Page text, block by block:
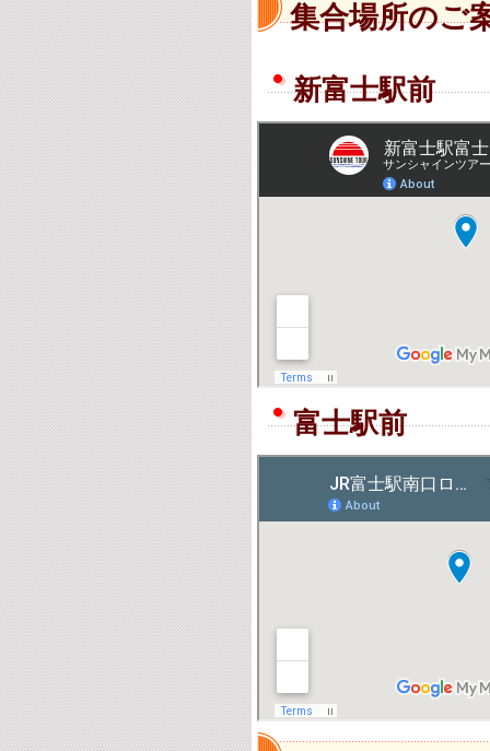
集合場所のご
新富士駅前
富士駅前